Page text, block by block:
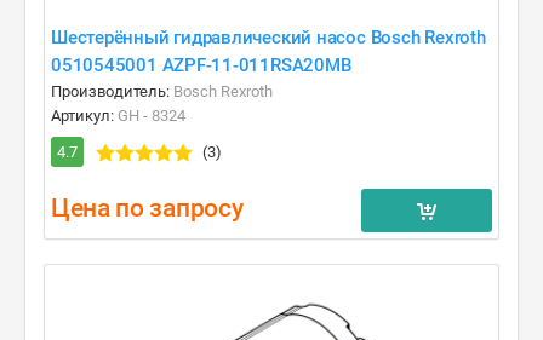
Шестерённый гидравлический насос Bosch Rexroth
0510545001 AZPF-11-011RSA20MB
Производитель: Bosch Rexroth
Артикул: GH - 8324
4.7
(3)
Цена по запросу